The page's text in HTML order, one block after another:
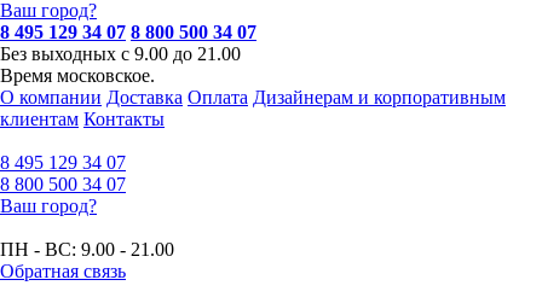
Ваш город?
8 495 129 34 07 8 800 500 34 07
Без выходных с 9.00 до 21.00
Время московское.
О компании Доставка Оплата Дизайнерам и корпоративным
клиентам Контакты
8 495 129 34 07
8 800 500 34 07
Ваш город?
ПН - ВС: 9.00 - 21.00
Обратная связь